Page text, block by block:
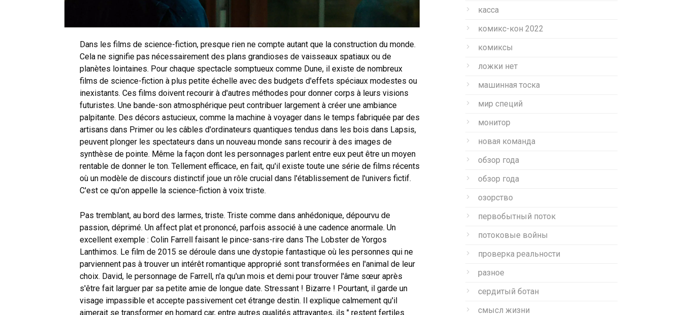
Dans les films de science-fiction, presque rien ne compte autant que la construction du monde.
Cela ne signifie pas nécessairement des plans grandioses de vaisseaux spatiaux ou de
planètes lointaines. Pour chaque spectacle somptueux comme Dune, il existe de nombreux
films de science-fiction à plus petite échelle avec des budgets d'effets spéciaux modestes ou
inexistants. Ces films doivent recourir à d'autres méthodes pour donner corps à leurs visions
futuristes. Une bande-son atmosphérique peut contribuer largement à créer une ambiance
palpitante. Des décors astucieux, comme la machine à voyager dans le temps fabriquée par des
artisans dans Primer ou les câbles d'ordinateurs quantiques tendus dans les bois dans Lapsis,
peuvent plonger les spectateurs dans un nouveau monde sans recourir à des images de
synthèse de pointe. Même la façon dont les personnages parlent entre eux peut être un moyen
rentable de donner le ton. Tellement efficace, en fait, qu'il existe toute une série de films récents
où un modèle de discours distinctif joue un rôle crucial dans l'établissement de l'univers fictif.
C'est ce qu'on appelle la science-fiction à voix triste.
Pas tremblant, au bord des larmes, triste. Triste comme dans anhédonique, dépourvu de
passion, déprimé. Un affect plat et prononcé, parfois associé à une cadence anormale. Un
excellent exemple : Colin Farrell faisant le pince-sans-rire dans The Lobster de Yorgos
Lanthimos. Le film de 2015 se déroule dans une dystopie fantastique où les personnes qui ne
parviennent pas à trouver un intérêt romantique approprié sont transformées en l'animal de leur
choix. David, le personnage de Farrell, n'a qu'un mois et demi pour trouver l'âme sœur après
s'être fait larguer par sa petite amie de longue date. Stressant ! Bizarre ! Pourtant, il garde un
visage impassible et accepte passivement cet étrange destin. Il explique calmement qu'il
aimerait se transformer en homard car, entre autres qualités attrayantes, ils " restent fertiles
касса
комикс-кон 2022
комиксы
ложки нет
машинная тоска
мир специй
монитор
новая команда
обзор года
обзор года
озорство
первобытный поток
потоковые войны
проверка реальности
разное
сердитый ботан
смысл жизни